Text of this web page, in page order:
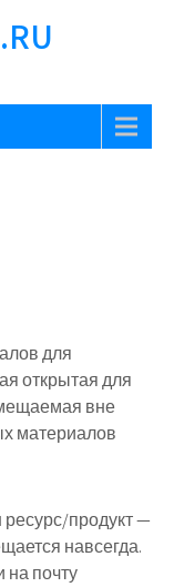
для
открытая для
вне
материалов
продукт —
навсегда.
почту